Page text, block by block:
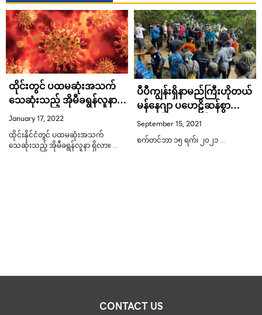
ထိုင်းတွင် ပထမဆုံးအသက်
သေဆုံးသည့် အိုမီခရွန်လူနာ
ရှိလာ
January 17, 2022
ထိုင်းနိုင်ငံတွင် ပထမဆုံးအသက်
သေဆုံးသည့် အိုမီခရွန်လူနာ ရှိလာ။ …
ပီပီကျွန်းရှိနာမည်ကြီးဟိုတယ်
မန်နေဂျာ ပဟေဠိဆန်စွာ
ပျောက်ဆုံး တာဝန်ရှိသူများ
လိုက်လံရှာဖွေနေ
September 15, 2021
စက်တင်ဘာ ၁၅ ရက်၊ ၂၀၂၁ …
CONTACT US